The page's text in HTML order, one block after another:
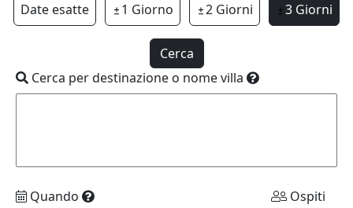
Date esatte 1 Giorno 2 Giorni 3 Giorni
Cerca
Cerca per destinazione o nome villa
Quando Ospiti